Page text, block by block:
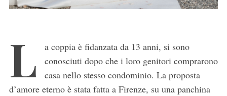
L
a coppia è fidanzata da 13 anni, si sono
conosciuti dopo che i loro genitori comprarono
casa nello stesso condominio. La proposta
d’amore eterno è stata fatta a Firenze, su una panchina